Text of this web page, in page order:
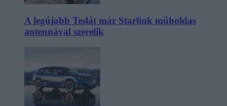
A legújabb Teslát már Starlink műholdas
antennával szerelik